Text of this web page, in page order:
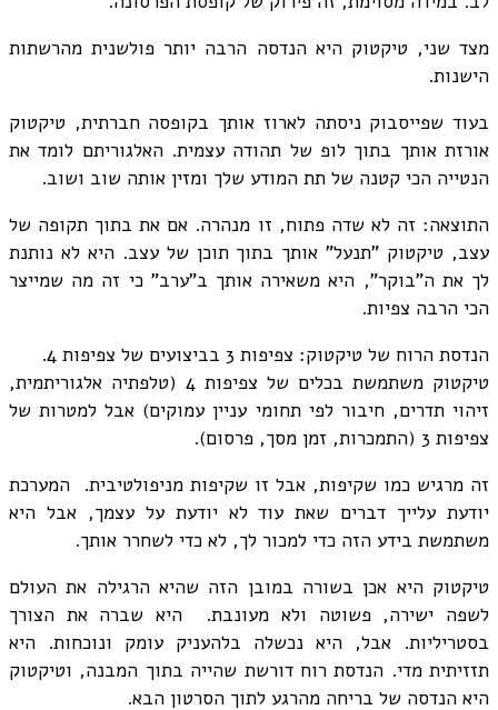
מצד שני, טיקטוק היא הנדסה הרבה יותר פולשנית מהרשתות
הישנות.
בעוד שפייסבוק ניסתה לארוז אותך בקופסה חברתית, טיקטוק
אורזת אותך בתוך לופ של תהודה עצמית. האלגוריתם לומד את
הנטייה הכי קטנה של תת המודע שלך ומזין אותה שוב ושוב.
התוצאה: זה לא שדה פתוח, זו מנהרה. אם את בתוך תקופה של
עצב, טיקטוק "תנעל" אותך בתוך תוכן של עצב. היא לא נותנת
לך את ה"בוקר", היא משאירה אותך ב"ערב" כי זה מה שמייצר
הכי הרבה צפיות.
הנדסת הרוח של טיקטוק: צפיפות 3 בביצועים של צפיפות 4.
טיקטוק משתמשת בכלים של צפיפות 4 (טלפתיה אלגוריתמית,
זיהוי תדרים, חיבור לפי תחומי עניין עמוקים) אבל למטרות של
צפיפות 3 (התמכרות, זמן מסך, פרסום).
זה מרגיש כמו שקיפות, אבל זו שקיפות מניפולטיבית. המערכת
יודעת עלייך דברים שאת עוד לא יודעת על עצמך, אבל היא
משתמשת בידע הזה כדי למכור לך, לא כדי לשחרר אותך.
טיקטוק היא אכן בשורה במובן הזה שהיא הרגילה את העולם
לשפה ישירה, פשוטה ולא מעונבת. היא שברה את הצורך
בסטריליות. אבל, היא נכשלה בלהעניק עומק ונוכחות. היא
תזזיתית מדי. הנדסת רוח דורשת שהייה בתוך המבנה, וטיקטוק
היא הנדסה של בריחה מהרגע לתוך הסרטון הבא.